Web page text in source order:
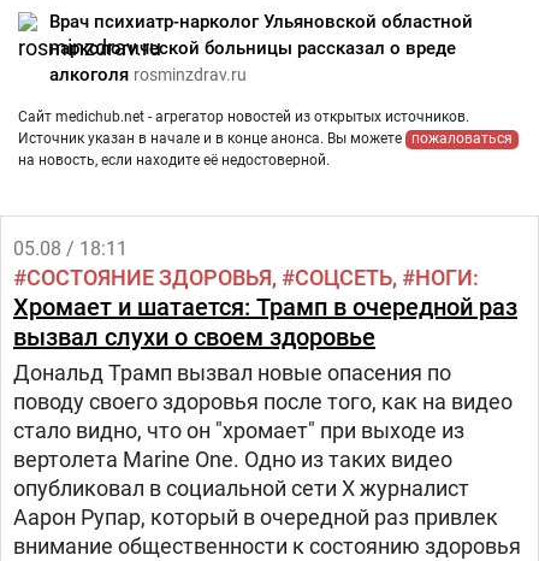
Врач психиатр-нарколог Ульяновской областной
наркологической больницы рассказал о вреде
алкоголя rosminzdrav.ru
Сайт medichub.net - агрегатор новостей из открытых источников.
Источник указан в начале и в конце анонса. Вы можете
пожаловаться
на новость, если находите её недостоверной.
05.08 / 18:11
СОСТОЯНИЕ ЗДОРОВЬЯ СОЦСЕТЬ НОГИ
Хромает и шатается: Трамп в очередной раз
вызвал слухи о своем здоровье
Дональд Трамп вызвал новые опасения по
поводу своего здоровья после того, как на видео
стало видно, что он "хромает" при выходе из
вертолета Marine One. Одно из таких видео
опубликовал в социальной сети Х журналист
Аарон Рупар, который в очередной раз привлек
внимание общественности к состоянию здоровья